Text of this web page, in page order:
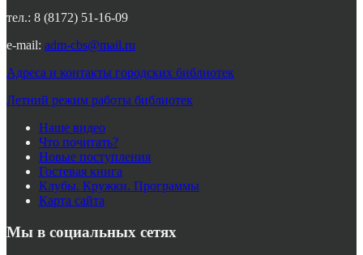
тел.: 8 (8172) 51-16-09
e-mail: adm-cbs@mail.ru
Адреса и контакты городских библиотек
Летний режим работы библиотек
Наше видео
Что почитать?
Новые поступления
Гостевая книга
Клубы. Кружки. Программы
Карта сайта
Мы в социальных сетях